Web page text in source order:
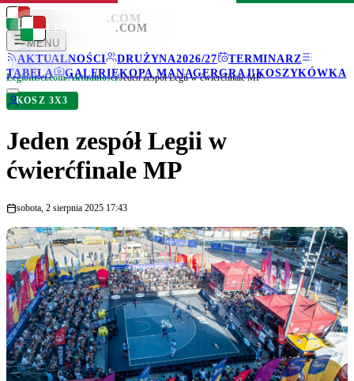
LEGIONISCI .COM
MENU
AKTUALNOŚCI
DRUŻYNA2026/27
TERMINARZ
TABELA
GALERIEKOPA MANAGERGRAJ!KOSZYKÓWKA
LEGIONISCI .COM
Legionisci.com/Aktualności/Jeden zespół Legii w ćwierćfinale MP
KOSZ 3X3
Jeden zespół Legii w
ćwierćfinale MP
sobota, 2 sierpnia 2025 17:43